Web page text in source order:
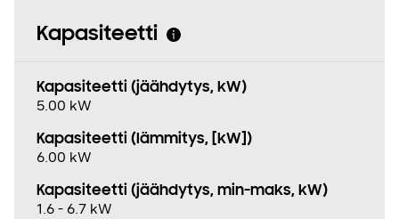
Kapasiteetti
Kapasiteetti (jäähdytys, kW)
5.00 kW
Kapasiteetti (lämmitys, [kW])
6.00 kW
Kapasiteetti (jäähdytys, min−maks, kW)
1.6 - 6.7 kW